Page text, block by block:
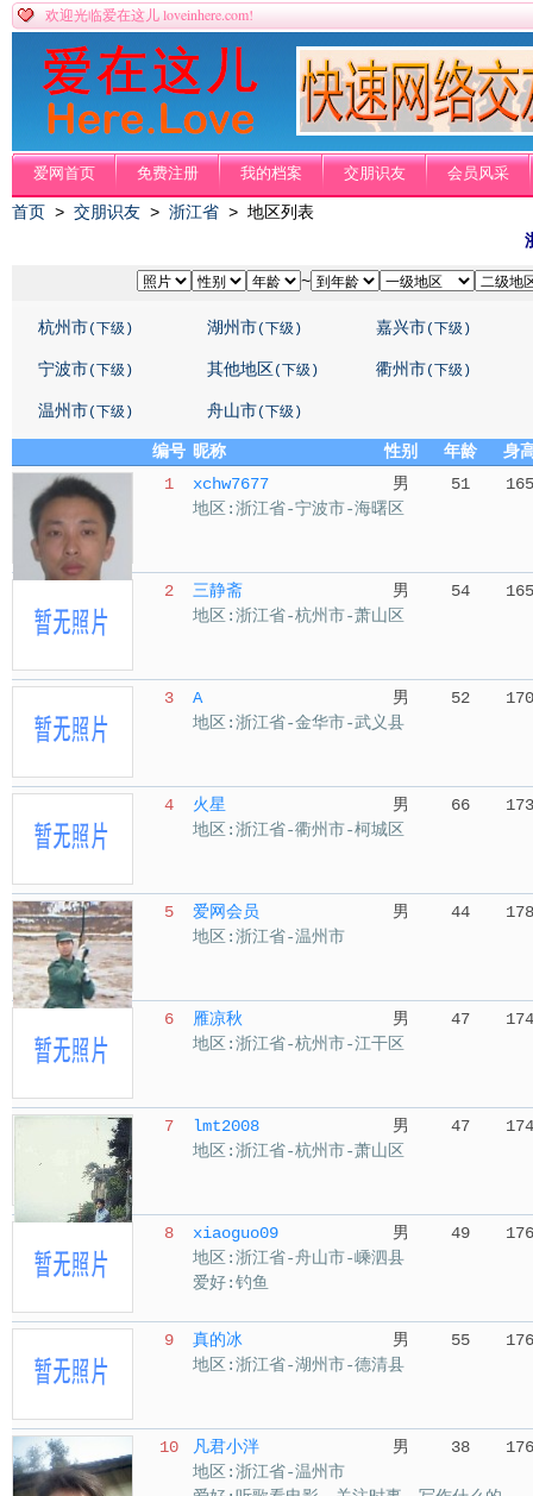
欢迎光临爱在这儿 loveinhere.com!
爱网首页 免费注册 我的档案 交朋识友 会员风采
首页 > 交朋识友 > 浙江省 > 地区列表
~
杭州市(下级) 湖州市(下级) 嘉兴市(下级)
宁波市(下级) 其他地区 (下级) 衢州市(下级)
温州市(下级) 舟山市(下级)
编号 昵称 性别 年龄
身
1
xchw7677 男 51
165
地区:浙江省-宁波市-海曙区
2 三静斋 男 54
165
地区:浙江省-杭州市-萧山区
3 A 男 52
170
地区:浙江省-金华市-武义县
4 火星 男 66
173
地区:浙江省-衢州市-柯城区
5 爱网会员 男 44
178
地区:浙江省-温州市
6 雁凉秋 男 47
174
地区:浙江省-杭州市-江干区
7 lmt2008 男 47
174
地区:浙江省-杭州市-萧山区
8 xiaoguo09 男 49
176
地区:浙江省-舟山市-嵊泗县
爱好:钓鱼
9 真的冰 男 55
176
地区:浙江省-湖州市-德清县
10 凡君小泮 男 38
176
地区:浙江省-温州市